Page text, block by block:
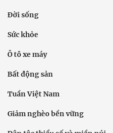
Đời sống
Sức khỏe
Ô tô xe máy
Bất động sản
Tuần Việt Nam
Giảm nghèo bền vững